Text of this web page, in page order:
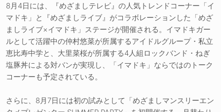
8月4日には、『めざましテレビ』の人気トレンドコーナー「イ
マドキ」と『めざましライブ』がコラボレーションした「めざ
ましライブ×イマドキ」ステージが開催される。イマドキガー
ルとして活躍中の仲村悠菜が所属するアイドルグループ・私立
恵比寿中学と、大里菜桜が所属する4人組ロックバンド・ねぎ
塩豚丼による対バンが実現し、「イマドキ」ならではのトーク
コーナーも予定されている。
さらに、8月7日には初の試みとして「めざましマンスリーエン